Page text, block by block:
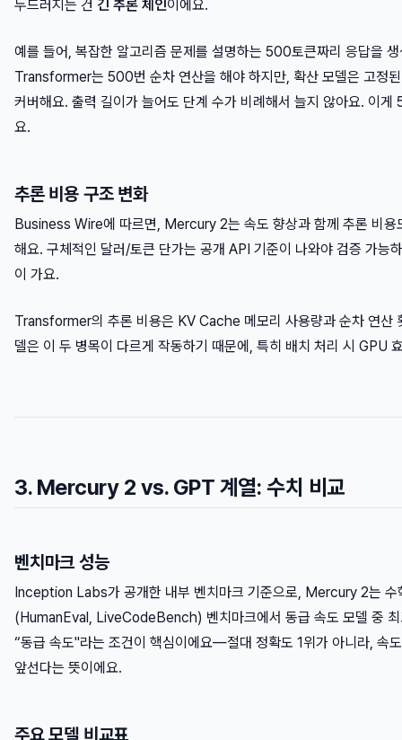
두드러지는 건 긴 추론 체인이에요.
예를 들어, 복잡한 알고리즘 문제를 설명하는 500토큰짜리 응답을
Transformer는 500번 순차 연산을 해야 하지만, 확산 모델은 고정
커버해요. 출력 길이가 늘어도 단계 수가 비례해서 늘지 않아요. 이게
요.
추론 비용 구조 변화
Business Wire에 따르면, Mercury 2는 속도 향상과 함께 추론 비용
해요. 구체적인 달러/토큰 단가는 공개 API 기준이 나와야 검증 가능
이 가요.
Transformer의 추론 비용은 KV Cache 메모리 사용량과 순차 연산
델은 이 두 병목이 다르게 작동하기 때문에, 특히 배치 처리 시 GPU
3. Mercury 2 vs. GPT 계열: 수치 비교
벤치마크 성능
Inception Labs가 공개한 내부 벤치마크 기준으로, Mercury 2는
(HumanEval, LiveCodeBench) 벤치마크에서 동급 속도 모델 중 최
“동급 속도"라는 조건이 핵심이에요—절대 정확도 1위가 아니라, 속
앞선다는 뜻이에요.
주요 모델 비교표